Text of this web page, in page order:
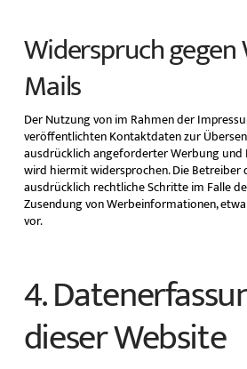
Widerspruch gegen
Mails
Der Nutzung von im Rahmen der
veröffentlichten Kontaktdaten zur
ausdrücklich angeforderter Werbung
wird hiermit widersprochen. Die Betreiber
ausdrücklich rechtliche Schritte im Falle
Zusendung von Werbeinformationen,
vor.
4.
dieser Website